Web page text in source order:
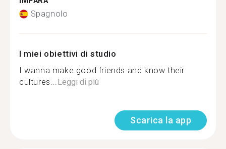
Spagnolo
I miei obiettivi di studio
I wanna make good friends and know their
cultures...Leggi di più
Scarica la app